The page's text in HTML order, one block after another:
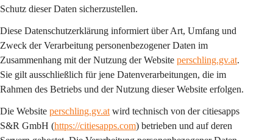
Schutz dieser Daten sicherzustellen.
Diese Datenschutzerklärung informiert über Art, Umfang und
Zweck der Verarbeitung personenbezogener Daten im
Zusammenhang mit der Nutzung der Website perschling.gv.at.
Sie gilt ausschließlich für jene Datenverarbeitungen, die im
Rahmen des Betriebs und der Nutzung dieser Website erfolgen.
Die Website perschling.gv.at wird technisch von der citiesapps
S&R GmbH (https://citiesapps.com) betrieben und auf deren